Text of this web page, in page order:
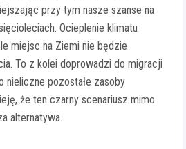
przy tym nasze szanse na
Ocieplenie klimatu
miejsc na Ziemi nie będzie
To z kolei doprowadzi do migracji
nieliczne pozostałe zasoby
że ten czarny scenariusz mimo
alternatywa.